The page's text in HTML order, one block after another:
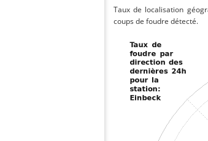
Taux de localisation
coups de foudre détecté.